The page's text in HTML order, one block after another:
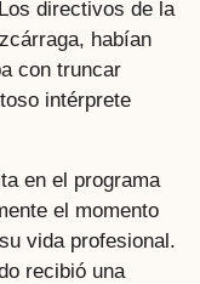
directivos de la
habían
con truncar
intérprete
en el programa
el momento
vida profesional.
recibió una